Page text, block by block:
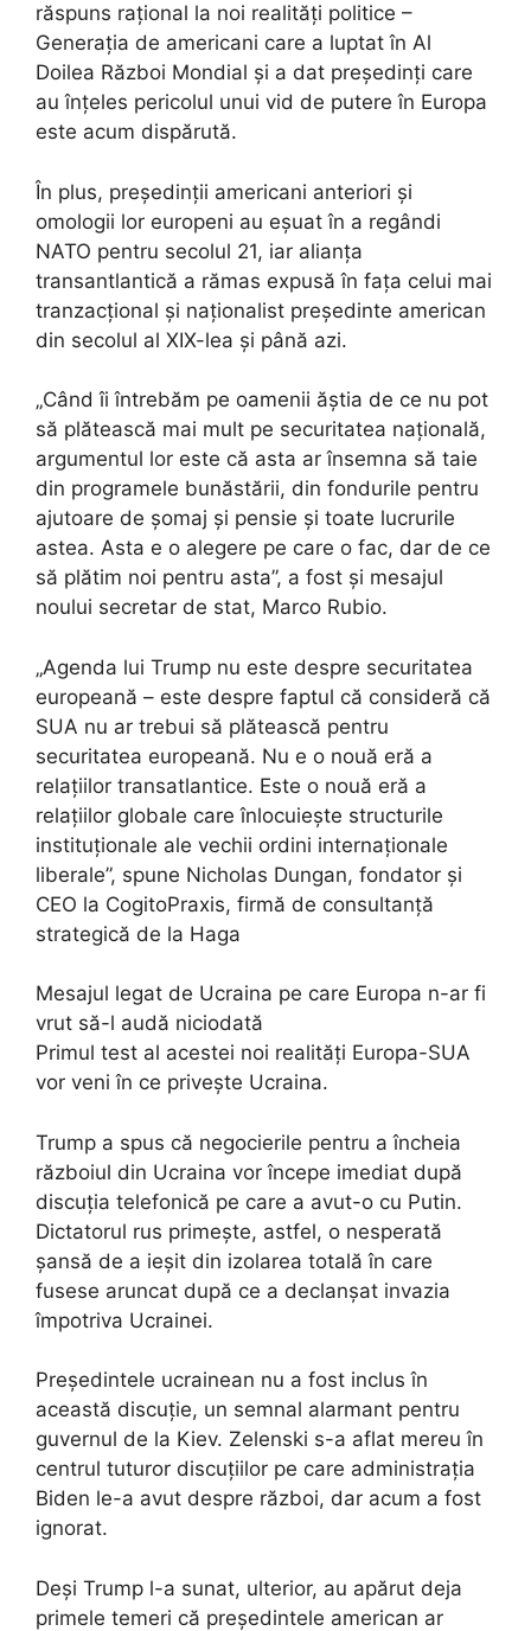
răspuns rațional la noi realități politice –
Generația de americani care a luptat în Al
Doilea Război Mondial și a dat președinți care
au înțeles pericolul unui vid de putere în Europa
este acum dispărută.
În plus, președinții americani anteriori și
omologii lor europeni au eșuat în a regândi
NATO pentru secolul 21, iar alianța
transantlantică a rămas expusă în fața celui mai
tranzacțional și naționalist președinte american
din secolul al XIX-lea și până azi.
„Când îi întrebăm pe oamenii ăștia de ce nu pot
să plătească mai mult pe securitatea națională,
argumentul lor este că asta ar însemna să taie
din programele bunăstării, din fondurile pentru
ajutoare de șomaj și pensie și toate lucrurile
astea. Asta e o alegere pe care o fac, dar de ce
să plătim noi pentru asta”, a fost și mesajul
noului secretar de stat, Marco Rubio.
„Agenda lui Trump nu este despre securitatea
europeană – este despre faptul că consideră că
SUA nu ar trebui să plătească pentru
securitatea europeană. Nu e o nouă eră a
relațiilor transatlantice. Este o nouă eră a
relațiilor globale care înlocuiește structurile
instituționale ale vechii ordini internaționale
liberale”, spune Nicholas Dungan, fondator și
CEO la CogitoPraxis, firmă de consultanță
strategică de la Haga
Mesajul legat de Ucraina pe care Europa n-ar fi
vrut să-l audă niciodată
Primul test al acestei noi realități Europa-SUA
vor veni în ce privește Ucraina.
Trump a spus că negocierile pentru a încheia
războiul din Ucraina vor începe imediat după
discuția telefonică pe care a avut-o cu Putin.
Dictatorul rus primește, astfel, o nesperată
șansă de a ieșit din izolarea totală în care
fusese aruncat după ce a declanșat invazia
împotriva Ucrainei.
Președintele ucrainean nu a fost inclus în
această discuție, un semnal alarmant pentru
guvernul de la Kiev. Zelenski s-a aflat mereu în
centrul tuturor discuțiilor pe care administrația
Biden le-a avut despre război, dar acum a fost
ignorat.
Deși Trump l-a sunat, ulterior, au apărut deja
primele temeri că președintele american ar